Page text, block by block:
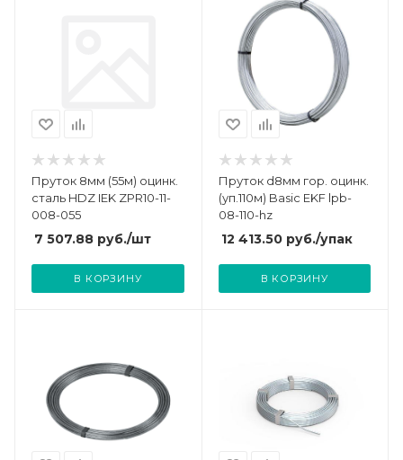
Пруток 8мм (55м) оцинк.
сталь HDZ IEK ZPR10-11-
008-055
7 507.88 руб./шт
В КОРЗИНУ
Пруток d8мм гор. оцинк.
(уп.110м) Basic EKF lpb-
08-110-hz
12 413.50руб./упак
В КОРЗИНУ